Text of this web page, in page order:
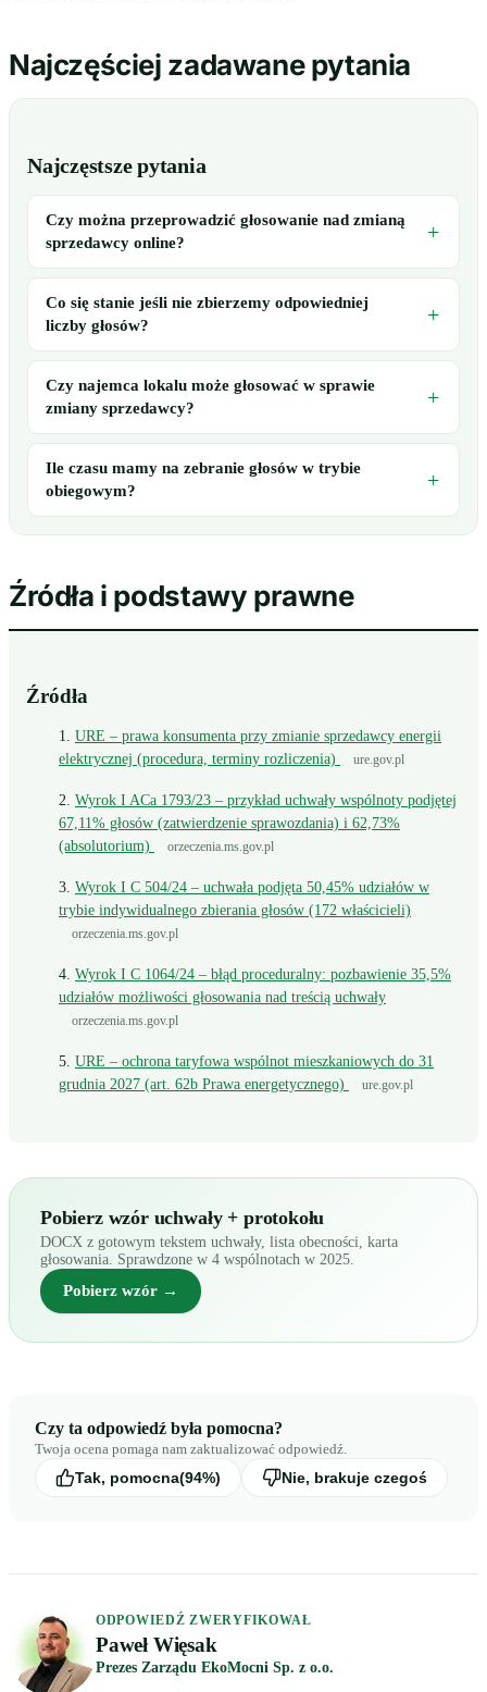
Najczęściej zadawane pytania
Najczęstsze pytania
Czy można przeprowadzić głosowanie nad zmianą
sprzedawcy online?
Co się stanie jeśli nie zbierzemy odpowiedniej
liczby głosów?
Czy najemca lokalu może głosować w sprawie
zmiany sprzedawcy?
Ile czasu mamy na zebranie głosów w trybie
obiegowym?
Źródła i podstawy prawne
Źródła
URE – prawa konsumenta przy zmianie sprzedawcy energii
elektrycznej (procedura, terminy rozliczenia)
ure.gov.pl
Wyrok I ACa 1793/23 – przykład uchwały wspólnoty podjętej
67,11% głosów (zatwierdzenie sprawozdania) i 62,73%
(absolutorium)
orzeczenia.ms.gov.pl
Wyrok I C 504/24 – uchwała podjęta 50,45% udziałów w
trybie indywidualnego zbierania głosów (172 właścicieli)
orzeczenia.ms.gov.pl
Wyrok I C 1064/24 – błąd proceduralny: pozbawienie 35,5%
udziałów możliwości głosowania nad treścią uchwały
orzeczenia.ms.gov.pl
URE – ochrona taryfowa wspólnot mieszkaniowych do 31
grudnia 2027 (art. 62b Prawa energetycznego)
ure.gov.pl
Pobierz wzór uchwały + protokołu
DOCX z gotowym tekstem uchwały, lista obecności, karta
głosowania. Sprawdzone w 4 wspólnotach w 2025.
Pobierz wzór →
Czy ta odpowiedź była pomocna?
Twoja ocena pomaga nam zaktualizować odpowiedź.
Tak, pomocna(94%) Nie, brakuje czegoś
ODPOWIEDŹ ZWERYFIKOWAŁ
Paweł Więsak
Prezes Zarządu EkoMocni Sp. z o.o.